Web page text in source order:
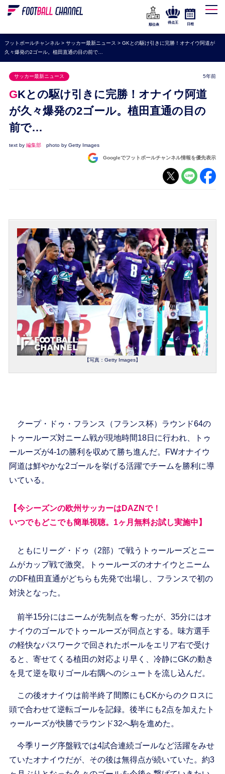
WEリーグ
海外サッカー
プレミアリーグ
ラ・リーガ
セリエA
ブンデスリーガ
ナショナルチーム
順位表
得点王 日程
フットボールチャンネル> サッカー最新ニュース > GKとの駆け引きに完勝！オナイウ阿道が
久々爆発の2ゴール。植田直通の目の前で…
サッカー最新ニュース 5年前
GKとの駆け引きに完勝！オナイウ阿道
が久々爆発の2ゴール。植田直通の目の
前で…
text by 編集部 photo by Getty Images
Googleでフットボールチャンネル情報を優先表示
【写真：Getty Images】
クープ・ドゥ・フランス（フランス杯）ラウンド64の
トゥールーズ対ニーム戦が現地時間18日に行われ、トゥ
ールーズが4-1の勝利を収めて勝ち進んだ。FWオナイウ
阿道は鮮やかな2ゴールを挙げる活躍でチームを勝利に導
いている。
【今シーズンの欧州サッカーはDAZNで！
いつでもどこでも簡単視聴。1ヶ月無料お試し実施中】
ともにリーグ・ドゥ（2部）で戦うトゥールーズとニー
ムがカップ戦で激突。トゥールーズのオナイウとニーム
のDF植田直通がどちらも先発で出場し、フランスで初の
対決となった。
前半15分にはニームが先制点を奪ったが、35分にはオ
ナイウのゴールでトゥールーズが同点とする。味方選手
の軽快なパスワークで回されたボールをエリア右で受け
ると、寄せてくる植田の対応より早く、冷静にGKの動き
を見て逆を取りゴール右隅へのシュートを流し込んだ。
この後オナイウは前半終了間際にもCKからのクロスに
頭で合わせて逆転ゴールを記録。後半にも2点を加えたト
ゥールーズが快勝でラウンド32へ駒を進めた。
今季リーグ序盤戦では4試合連続ゴールなど活躍をみせ
ていたオナイウだが、その後は無得点が続いていた。約3